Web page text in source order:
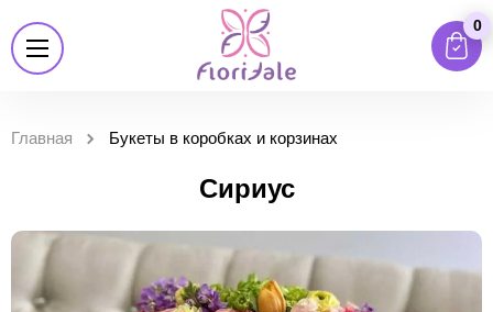
0
Главная Букеты в коробках и корзинах
Сириус